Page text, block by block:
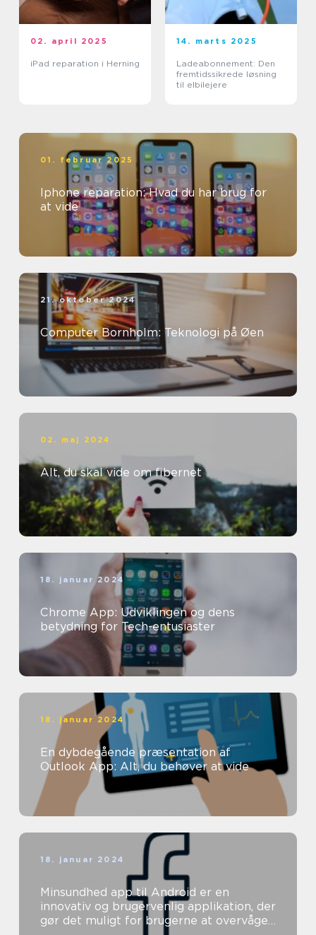
02. april 2025
iPad reparation i Herning
14. marts 2025
Ladeabonnement: Den
fremtidssikrede løsning
til elbilejere
01. februar 2025
Iphone reparation: Hvad du har brug for
at vide
21. oktober 2024
Computer Bornholm: Teknologi på Øen
02. maj 2024
Alt, du skal vide om fibernet
18. januar 2024
Chrome App: Udviklingen og dens
betydning for Tech-entusiaster
18. januar 2024
En dybdegående præsentation af
Outlook App: Alt, du behøver at vide
18. januar 2024
Minsundhed app til Android er en
innovativ og brugervenlig applikation, der
gør det muligt for brugerne at overvåge